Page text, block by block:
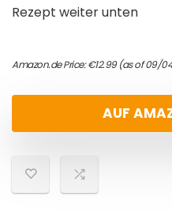
Rezept weiter unten
Amazon.de Price:€12.99(as of 09/
AUF